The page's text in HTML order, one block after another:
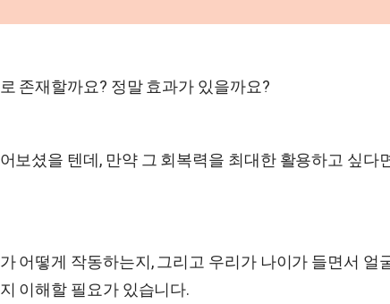
존재할까요? 정말 효과가 있을까요?
보셨을 텐데, 만약 그 회복력을 최대한 활용하고 싶다
어떻게 작동하는지, 그리고 우리가 나이가 들면서 얼
이해할 필요가 있습니다.